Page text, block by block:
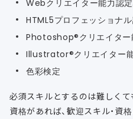
Webクリエイター能力認
HTML5プロフェッショナ
Photoshop®クリエイター
Illustrator®クリエイター
色彩検定
必須スキルとするのは難しくて
資格があれば、歓迎スキル・資